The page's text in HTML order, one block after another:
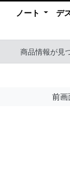
ノート デ
商品情報が見
前画